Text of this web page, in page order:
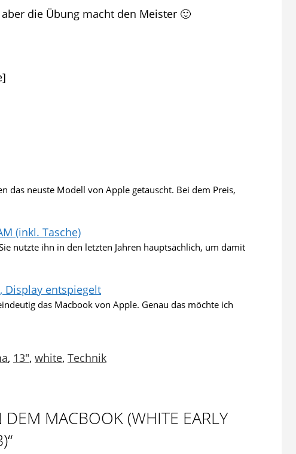
die Übung macht den Meister 🙂
das neuste Modell von Apple getauscht. Bei dem Preis,
(inkl. Tasche)
nutzte ihn in den letzten Jahren hauptsächlich, um damit
Display entspiegelt
das Macbook von Apple. Genau das möchte ich
, 13", white, Technik
MACBOOK (WHITE EARLY